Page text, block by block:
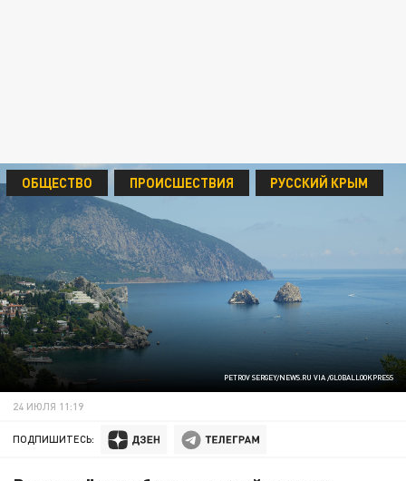
PETROV SERGEY/NEWS.RU VIA /GLOBALLOOKPRESS
ОБЩЕСТВО ПРОИСШЕСТВИЯ РУССКИЙ КРЫМ
24 ИЮЛЯ 11:19
ПОДПИШИТЕСЬ: